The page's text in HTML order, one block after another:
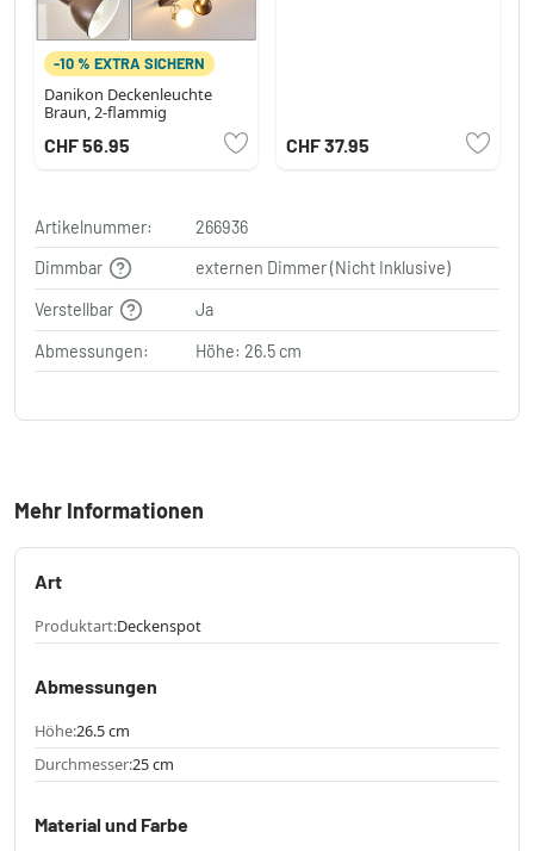
-10 % EXTRA SICHERN
Danikon Deckenleuchte
Braun, 2-flammig
CHF 56.95 CHF 37.95
Artikelnummer:
266936
Dimmbar
externen Dimmer (Nicht Inklusive)
Verstellbar Ja
Abmessungen: Höhe: 26.5 cm
Mehr Informationen
Art
Produktart:Deckenspot
Abmessungen
Höhe:26.5 cm
Durchmesser:25 cm
Material und Farbe